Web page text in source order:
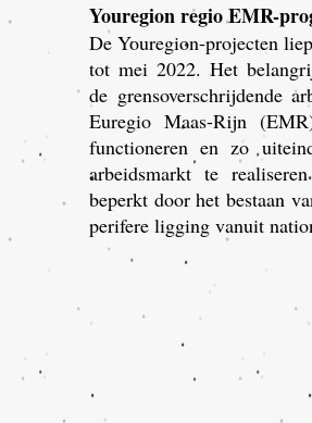
Youregion regio EMR-
De Youregion-projecten
tot mei 2022. Het
de grensoverschrijdende
Euregio Maas-Rijn
functioneren en zo
arbeidsmarkt te
beperkt door het bestaan
perifere ligging vanuit